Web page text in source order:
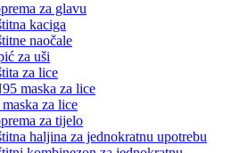
za glavu
kaciga
naočale
za uši
za lice
maska ​​za lice
​​za lice
za tijelo
haljina za jednokratnu upotrebu